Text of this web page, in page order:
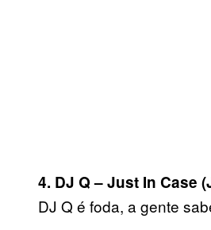
4. DJ Q – Just In Case
DJ Q é foda, a gente